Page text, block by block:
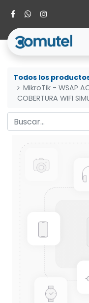
Todos los
MikroTik - WSAP
COBERTURA WIFI